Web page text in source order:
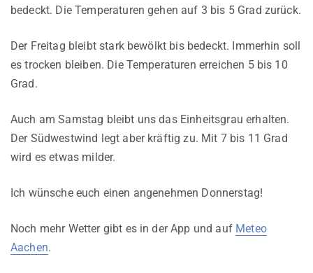
bedeckt. Die Temperaturen gehen auf 3 bis 5 Grad zurück.
Der Freitag bleibt stark bewölkt bis bedeckt. Immerhin soll
es trocken bleiben. Die Temperaturen erreichen 5 bis 10
Grad.
Auch am Samstag bleibt uns das Einheitsgrau erhalten.
Der Südwestwind legt aber kräftig zu. Mit 7 bis 11 Grad
wird es etwas milder.
Ich wünsche euch einen angenehmen Donnerstag!
Noch mehr Wetter gibt es in der App und auf Meteo
Aachen.